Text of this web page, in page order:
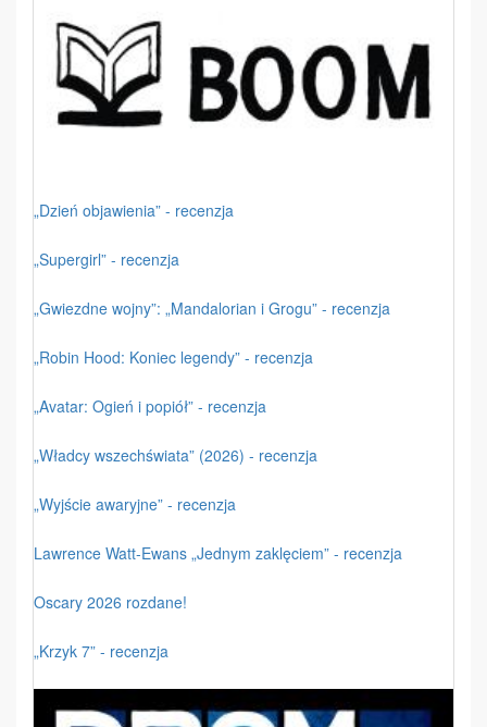
„Dzień objawienia” - recenzja
„Supergirl” - recenzja
„Gwiezdne wojny”: „Mandalorian i Grogu” - recenzja
„Robin Hood: Koniec legendy” - recenzja
„Avatar: Ogień i popiół” - recenzja
„Władcy wszechświata” (2026) - recenzja
„Wyjście awaryjne” - recenzja
Lawrence Watt-Ewans „Jednym zaklęciem” - recenzja
Oscary 2026 rozdane!
„Krzyk 7” - recenzja